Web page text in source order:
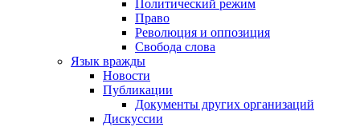
Политический режим
Право
Революция и оппозиция
Свобода слова
Язык вражды
Новости
Публикации
Документы других организаций
Дискуссии